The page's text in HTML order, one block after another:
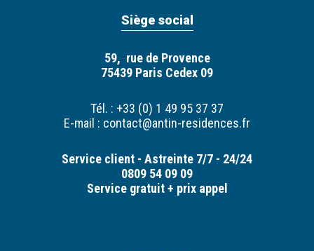
Siège social
59, rue de Provence
75439 Paris Cedex 09
Tél. : +33 (0) 1 49 95 37 37
E-mail : contact@antin-residences.fr
Service client - Astreinte 7/7 - 24/24
0809 54 09 09
Service gratuit + prix appel